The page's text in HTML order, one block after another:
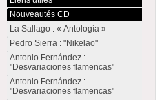
Nouveautés CD
La Sallago : « Antología »
Pedro Sierra : "Nikelao"
Antonio Fernández :
"Desvariaciones flamencas"
Antonio Fernández :
"Desvariaciones flamencas"